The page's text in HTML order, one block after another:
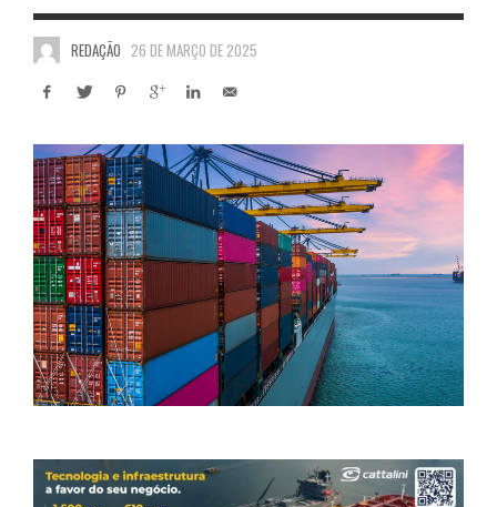
REDAÇÃO 26 DE MARÇO DE 2025